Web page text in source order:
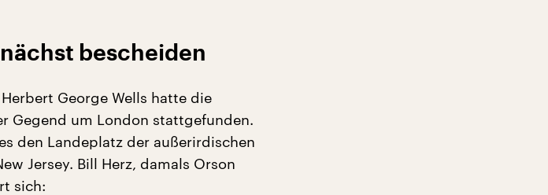
bescheiden
George Wells hatte die
Gegend um London stattgefunden.
den Landeplatz der außerirdischen
Jersey. Bill Herz, damals Orson
sich: